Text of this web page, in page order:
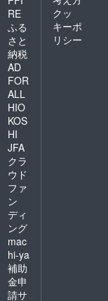
RE
ふる
さと
納税
AD
FOR
ALL
HIO
KOS
HI
JFA
クラ
ウド
ファ
ン
ディ
ング
mac
hi-ya
補助
金申
請サ
クッ
キーポ
リシー